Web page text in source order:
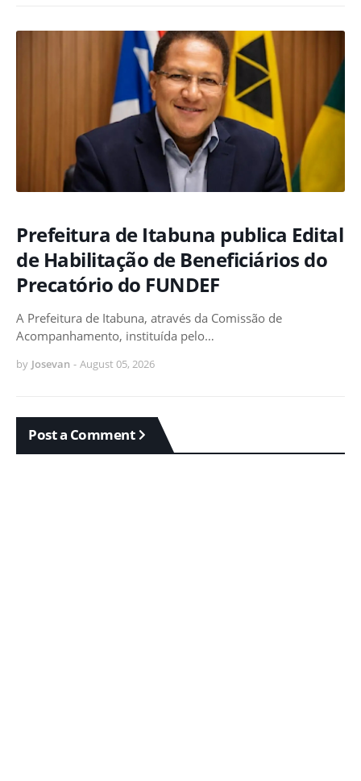
Prefeitura de Itabuna publica Edital
de Habilitação de Beneficiários do
Precatório do FUNDEF
A Prefeitura de Itabuna, através da Comissão de
Acompanhamento, instituída pelo…
by Josevan - August 05, 2026
Post a Comment